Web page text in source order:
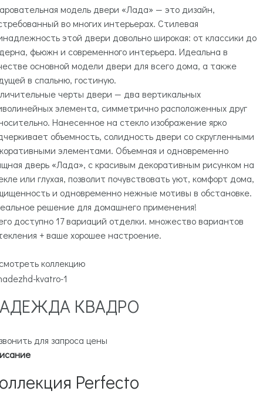
модель двери «Лада» — это дизайн,
во многих интерьерах. Стилевая
этой двери довольно широкая: от классики до
фьюжн и современного интерьера. Идеальна в
основной модели двери для всего дома, а также
в спальню, гостиную.
черты двери — два вертикальных
элемента, симметрично расположенных друг
Нанесенное на стекло изображение ярко
объемность, солидность двери со скругленными
элементами. Объемная и одновременно
дверь «Лада», с красивым декоративным рисунком на
или глухая, позволит почувствовать уют, комфорт дома,
и одновременно нежные мотивы в обстановке.
решение для домашнего применения!
доступно 17 вариаций отделки. множество вариантов
+ ваше хорошее настроение.
коллекцию
КВАДРО
для запроса цены
Perfecto